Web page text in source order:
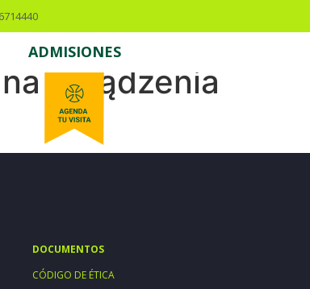
ADMISIONES
urządzenia
DOCUMENTOS
CÓDIGO DE ÉTICA